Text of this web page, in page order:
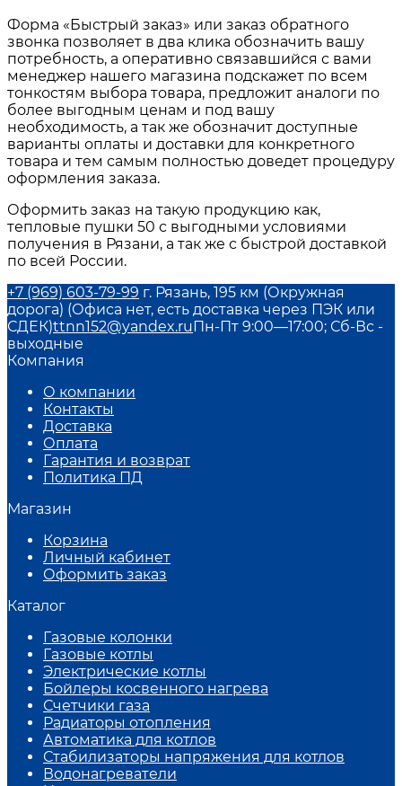
Форма «Быстрый заказ» или заказ обратного
звонка позволяет в два клика обозначить вашу
потребность, а оперативно связавшийся с вами
менеджер нашего магазина подскажет по всем
тонкостям выбора товара, предложит аналоги по
более выгодным ценам и под вашу
необходимость, а так же обозначит доступные
варианты оплаты и доставки для конкретного
товара и тем самым полностью доведет процедуру
оформления заказа.
Оформить заказ на такую продукцию как,
тепловые пушки 50 с выгодными условиями
получения в Рязани, а так же с быстрой доставкой
по всей России.
+7 (969) 603-79-99 г. Рязань, 195 км (Окружная
дорога) (Офиса нет, есть доставка через ПЭК или
СДЕК)ttnn152@yandex.ruПн-Пт 9:00—17:00; Сб-Вс -
выходные
Компания
О компании
Контакты
Доставка
Оплата
Гарантия и возврат
Политика ПД
Магазин
Корзина
Личный кабинет
Оформить заказ
Каталог
Газовые колонки
Газовые котлы
Электрические котлы
Бойлеры косвенного нагрева
Счетчики газа
Радиаторы отопления
Автоматика для котлов
Стабилизаторы напряжения для котлов
Водонагреватели